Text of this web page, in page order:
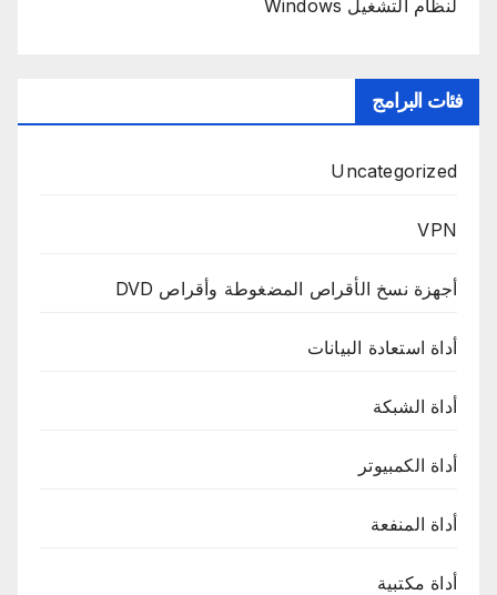
لنظام التشغيل Windows
فئات البرامج
Uncategorized
VPN
أجهزة نسخ الأقراص المضغوطة وأقراص DVD
أداة استعادة البيانات
أداة الشبكة
أداة الكمبيوتر
أداة المنفعة
أداة مكتبية